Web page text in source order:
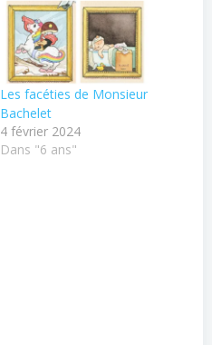
Les facéties de Monsieur
Bachelet
4 février 2024
Dans "6 ans"